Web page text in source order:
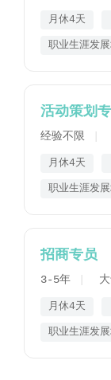
月休4天
职业生涯发展
活动策划
经验不限
月休4天
职业生涯发展
招商专员
3-5年
月休4天
职业生涯发展